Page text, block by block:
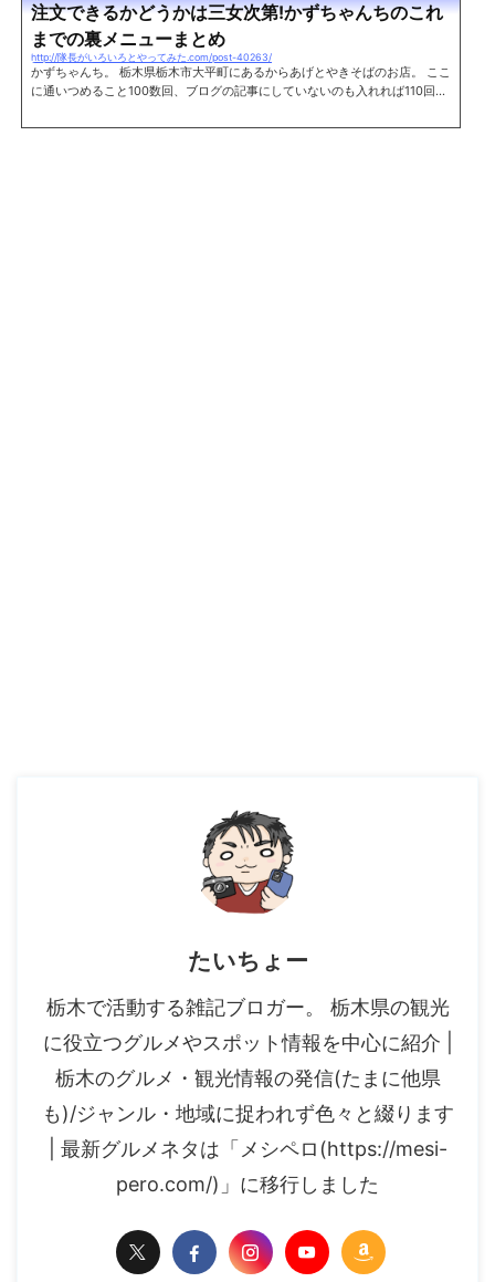
注文できるかどうかは三女次第!かずちゃんちのこれ
までの裏メニューまとめ
http://隊長がいろいろとやってみた.com/post-40263/
かずちゃんち。 栃木県栃木市大平町にあるからあげとやきそばのお店。 ここ
に通いつめること100数回、ブログの記事にしていないのも入れれば110回は
思うかもしれないが、やはり気軽に立ち寄れるスタイルであるということと
たいちょー
栃木で活動する雑記ブロガー。 栃木県の観光
に役立つグルメやスポット情報を中心に紹介 |
栃木のグルメ・観光情報の発信(たまに他県
も)/ジャンル・地域に捉われず色々と綴ります
| 最新グルメネタは「メシペロ(https://mesi-
pero.com/)」に移行しました